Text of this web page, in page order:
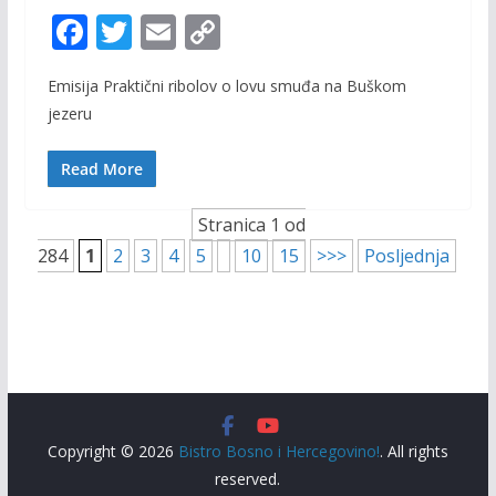
F
e
b
o
k
T
w
itt
er
E
m
ai
C
o
p
n
k
Emisija Praktični ribolov o lovu smuđa na Buškom
jezeru
Read More
Stranica 1 od
284
1 2 3 4 5 10 15 >>> Posljednja
Copyright © 2026 Bistro Bosno i Hercegovino!. All rights
reserved.